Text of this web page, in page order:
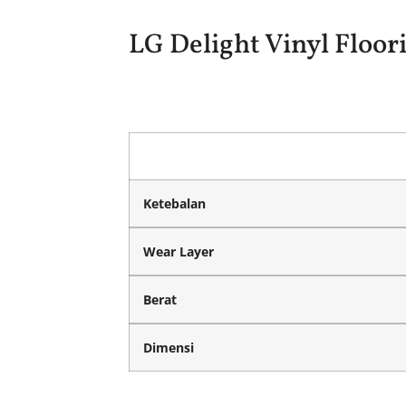
LG Delight Vinyl
Ketebalan
Wear Layer
Berat
Dimensi